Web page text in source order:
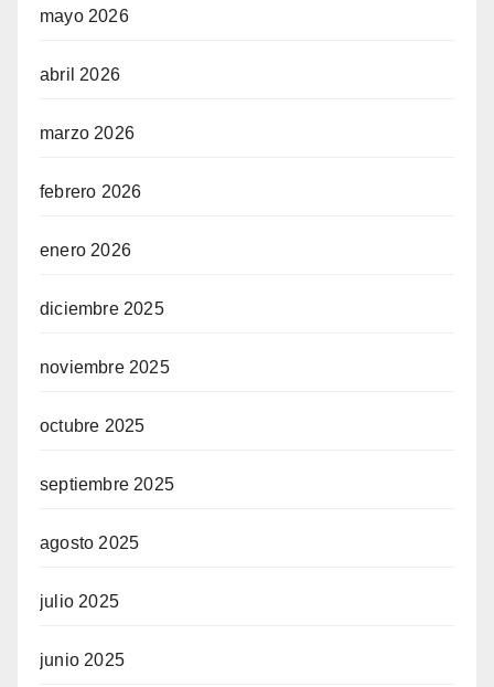
mayo 2026
abril 2026
marzo 2026
febrero 2026
enero 2026
diciembre 2025
noviembre 2025
octubre 2025
septiembre 2025
agosto 2025
julio 2025
junio 2025